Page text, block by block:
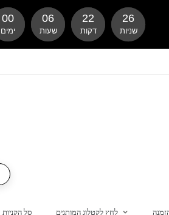
סל הקניות לחץ לקטלוג המותגים
00
ימים
06
שעות
22
דקות
25
שניות